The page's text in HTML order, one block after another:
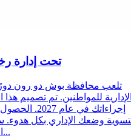
تحت إدارة
تلعب محافظة بوش دو رون
للمواطنين. تم تصميم
إجراءاتك في
وضعك الإداري بكل هدوء.
التي تسهل تفاعلاتك مع الخدم...